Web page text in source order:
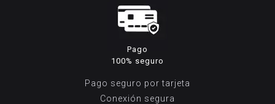
Pago
100% seguro
Pago seguro por tarjeta
Conexión segura